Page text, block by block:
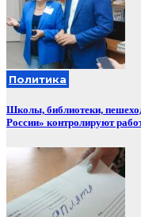
Политика
Школы, библиотеки,
России» контролируют